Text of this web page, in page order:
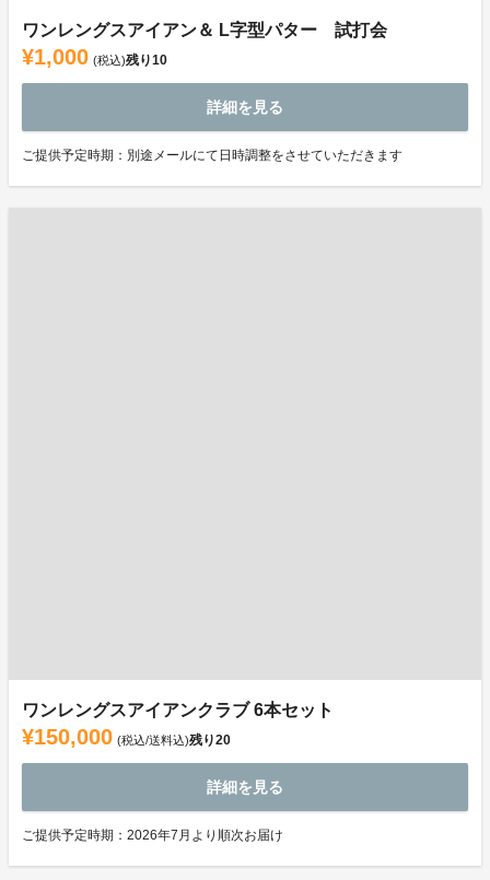
ワンレングスアイアン＆ L字型パター 試打会
¥1,000 (税込)残り10
詳細を見る
ご提供予定時期：別途メールにて日時調整をさせていただきます
ワンレングスアイアンクラブ 6本セット
¥150,000 (税込/送料込)残り20
詳細を見る
ご提供予定時期：2026年7月より順次お届け